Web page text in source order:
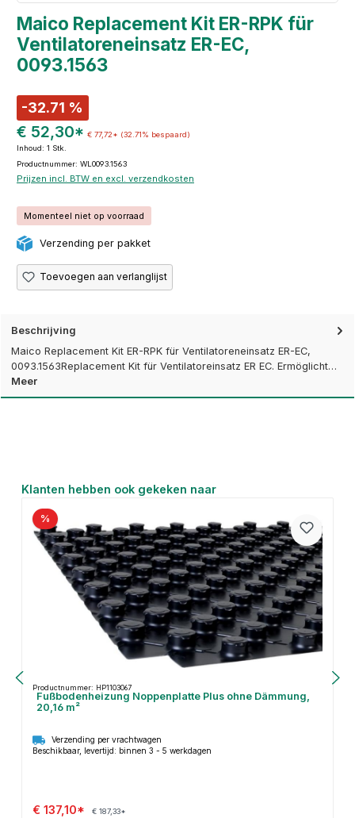
Maico Replacement Kit ER-RPK für
Ventilatoreneinsatz ER-EC,
0093.1563
-32.71 %
€ 52,30* € 77,72* (32.71% bespaard)
Inhoud: 1 Stk.
Productnummer: WL0093.1563
Prijzen incl. BTW en excl. verzendkosten
Momenteel niet op voorraad
Verzending per pakket
Toevoegen aan verlanglijst
Beschrijving
Maico Replacement Kit ER-RPK für Ventilatoreneinsatz ER-EC,
0093.1563Replacement Kit für Ventilatoreinsatz ER EC. Ermöglicht…
Meer
Productgalerij overslaan
Klanten hebben ook gekeken naar
%
Productnummer: HP1103067
Fußbodenheizung Noppenplatte Plus ohne Dämmung,
20,16 m²
Verzending per vrachtwagen
Beschikbaar, levertijd: binnen 3 - 5 werkdagen
€ 137,10* € 187,33*